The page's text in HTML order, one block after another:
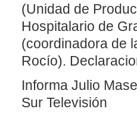
(Unidad de
Hospitalario de
(coordinadora de
Rocío).
Informa Julio
Sur Televisión